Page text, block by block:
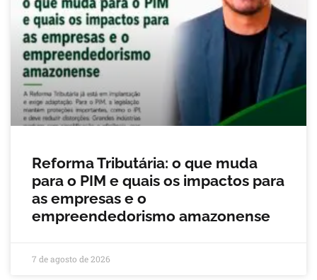
Reforma Tributária: o que muda
para o PIM e quais os impactos para
as empresas e o
empreendedorismo amazonense
7 de agosto de 2026